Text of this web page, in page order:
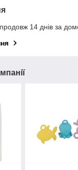
14 днів за